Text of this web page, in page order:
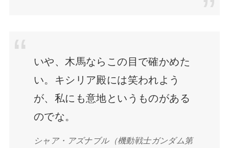
いや、木馬ならこの目で確かめた
い。キシリア殿には笑われよう
が、私にも意地というものがある
のでな。
シャア・アズナブル（機動戦士ガンダム第